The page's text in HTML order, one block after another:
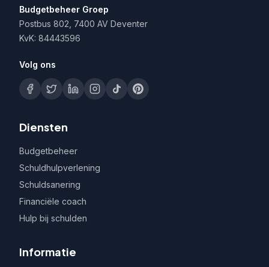
Budgetbeheer Groep
Postbus 802, 7400 AV Deventer
KvK: 84443596
Volg ons
Diensten
Budgetbeheer
Schuldhulpverlening
Schuldsanering
Financiële coach
Hulp bij schulden
Informatie